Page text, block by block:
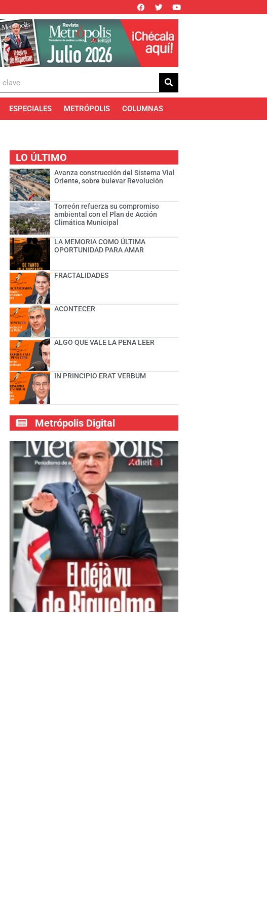
ESPECIALES METRÓPOLIS COLUMNAS
LO ÚLTIMO
Avanza construcción del Sistema Vial
Oriente, sobre bulevar Revolución
Torreón refuerza su compromiso
ambiental con el Plan de Acción
Climática Municipal
LA MEMORIA COMO ÚLTIMA
OPORTUNIDAD PARA AMAR
FRACTALIDADES
ACONTECER
ALGO QUE VALE LA PENA LEER
IN PRINCIPIO ERAT VERBUM
Metrópolis Digital